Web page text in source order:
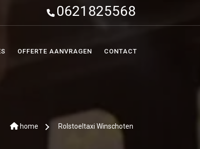
0621825568
OFFERTE AANVRAGEN CONTACT
home Rolstoeltaxi Winschoten